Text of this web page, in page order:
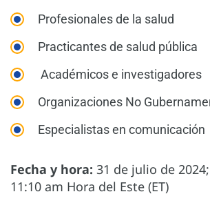
Profesionales de la salud
Practicantes de salud pública
Académicos e investigadores
Organizaciones No
Especialistas en comunicación
Fecha y hora: 31 de julio de
11:10 am Hora del Este (ET)